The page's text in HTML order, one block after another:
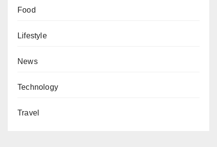
Food
Lifestyle
News
Technology
Travel